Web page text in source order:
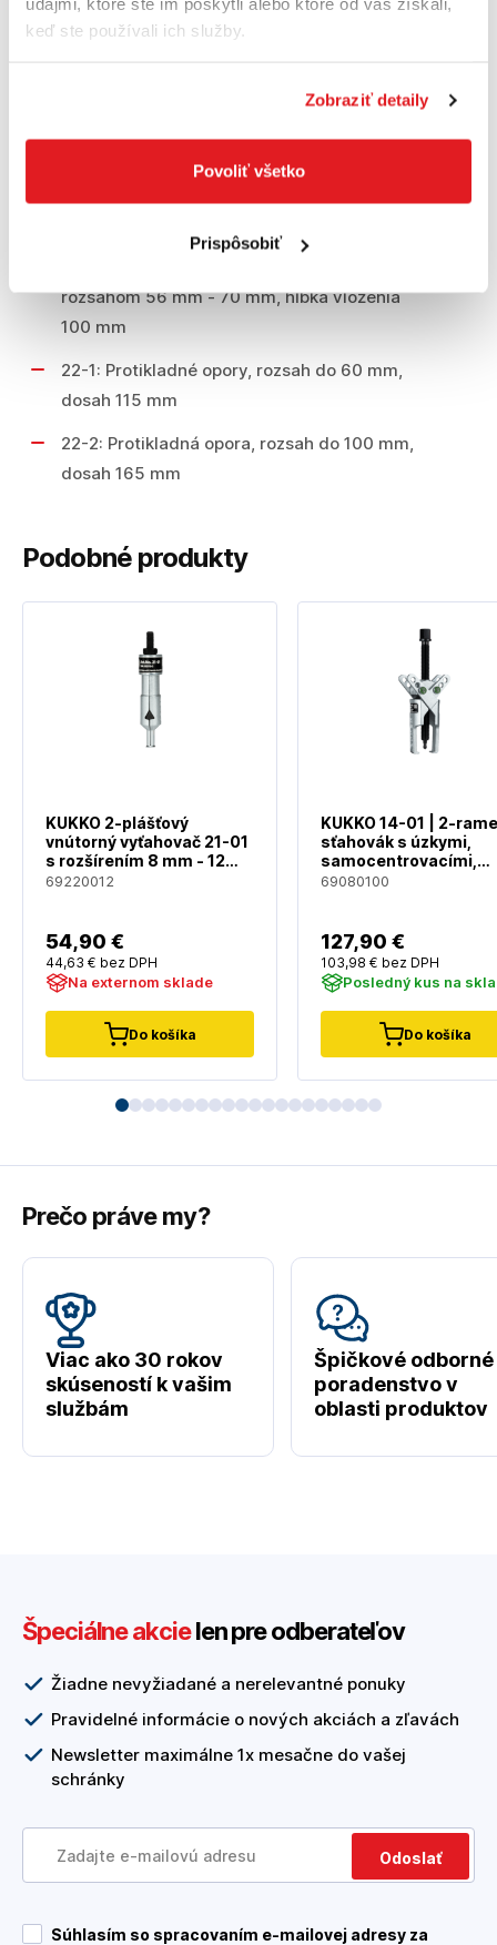
keď ste používali ich služby.
Zobraziť detaily
Povoliť všetko
Prispôsobiť
mm
rozsahom 35 mm - 46 mm, hĺbka použitia 48
21-7: 2-plášťový vnútorný sťahovák s
rozsahom 56 mm - 70 mm, hĺbka vloženia
100 mm
22-1: Protikladné opory, rozsah do 60 mm,
dosah 115 mm
22-2: Protikladná opora, rozsah do 100 mm,
dosah 165 mm
Podobné produkty
KUKKO 2-plášťový
vnútorný vyťahovač 21-01
s rozšírením 8 mm - 12
mm, 13 mm hĺbka
69220012
54,90 €
44,63 € bez DPH
Na externom sklade
Do košíka
KUKKO 14-01 | 2-
sťahovák s úzkymi,
samocentrovacími,
krížovými ramenami,
69080100
127,90 €
103,98 € bez DPH
Posledný kus na
Do košíka
Prečo práve my?
Viac ako 30 rokov
skúseností k vašim
službám
Špičkové odborné
poradenstvo v
oblasti produktov
Špeciálne akcielen pre odberateľov
Žiadne nevyžiadané a nerelevantné ponuky
Pravidelné informácie o nových akciách a zľavách
Newsletter maximálne 1x mesačne do vašej
schránky
Odoslať
Súhlasím so spracovaním e-mailovej adresy za